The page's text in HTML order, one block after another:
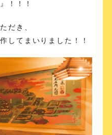
！！！
だき、
してまいりました！！